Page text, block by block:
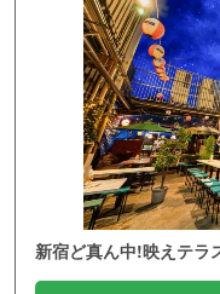
新宿ど真ん中!映えテラ